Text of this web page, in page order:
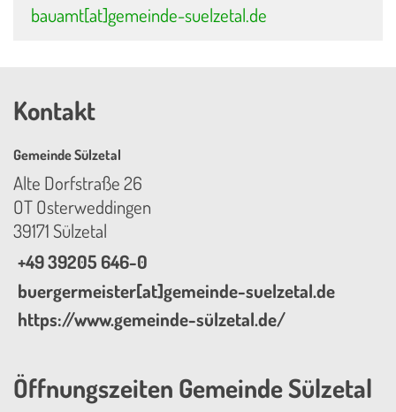
bauamt[at]gemeinde-suelzetal.de
Kontakt
Gemeinde Sülzetal
Alte Dorfstraße 26
OT Osterweddingen
39171 Sülzetal
+49 39205 646-0
buergermeister[at]gemeinde-suelzetal.de
https://www.gemeinde-sülzetal.de/
Öffnungszeiten Gemeinde Sülzetal